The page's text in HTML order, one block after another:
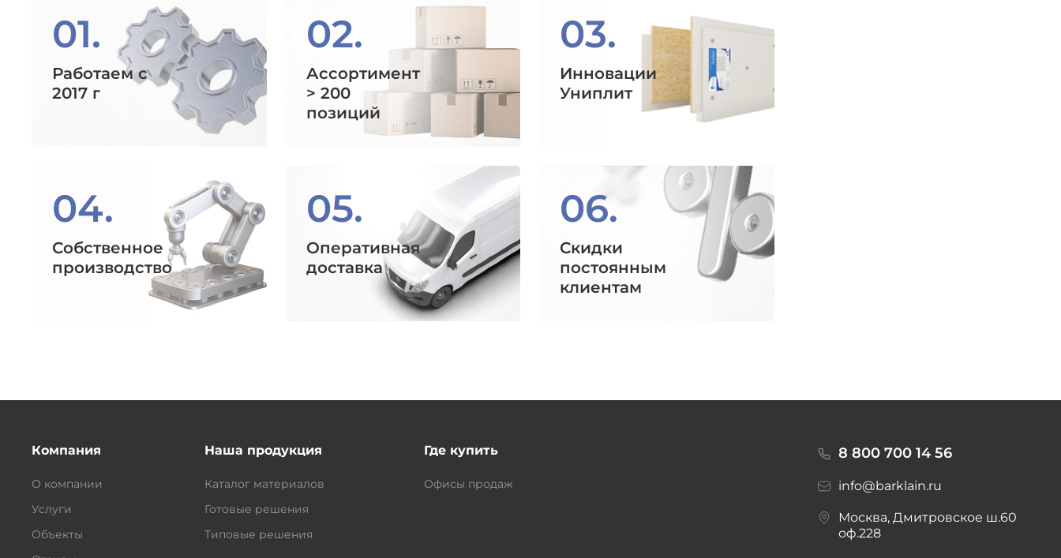
01.
Работаем с
2017 г
02.
Ассортимент
> 200
позиций
03.
Инновации
Униплит
04.
Собственное
производство
05.
Оперативная
доставка
06.
Скидки
постоянным
клиентам
Компания
О компании
Услуги
Объекты
Наша продукция
Каталог материалов
Готовые решения
Типовые решения
Где купить
Офисы продаж
8 800 700 14 56
info@barklain.ru
Москва, Дмитровское ш.60
оф.228